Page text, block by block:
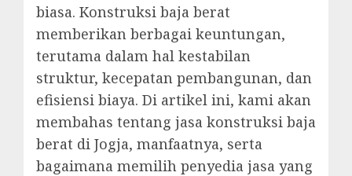
biasa. Konstruksi baja berat
memberikan berbagai keuntungan,
terutama dalam hal kestabilan
struktur, kecepatan pembangunan, dan
efisiensi biaya. Di artikel ini, kami akan
membahas tentang jasa konstruksi baja
berat di Jogja, manfaatnya, serta
bagaimana memilih penyedia jasa yang